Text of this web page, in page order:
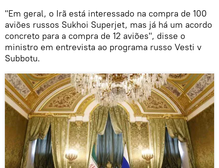
"Em geral, o Irã está interessado na compra de 100
aviões russos Sukhoi Superjet, mas já há um acordo
concreto para a compra de 12 aviões", disse o
ministro em entrevista ao programa russo Vesti v
Subbotu.